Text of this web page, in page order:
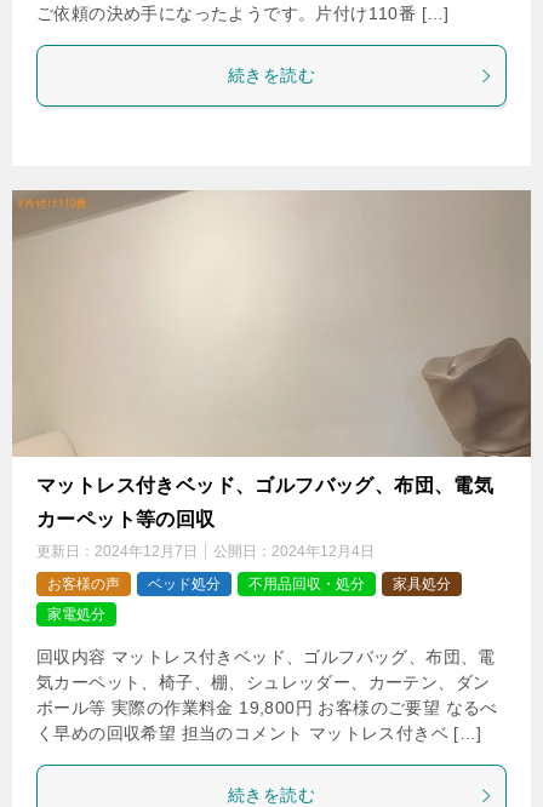
ご依頼の決め手になったようです。片付け110番 […]
続きを読む
マットレス付きベッド、ゴルフバッグ、布団、電気
カーペット等の回収
更新日： 2024年12月7日 公開日： 2024年12月4日
お客様の声
ベッド処分 不用品回収・処分
家具処分
家電処分
回収内容 マットレス付きベッド、ゴルフバッグ、布団、電
気カーペット、椅子、棚、シュレッダー、カーテン、ダン
ボール等 実際の作業料金 19,800円 お客様のご要望 なるべ
く早めの回収希望 担当のコメント マットレス付きベ […]
続きを読む